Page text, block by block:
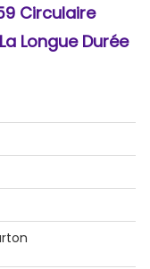
Circulaire
Longue Durée